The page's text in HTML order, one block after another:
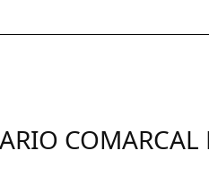
COMARCAL